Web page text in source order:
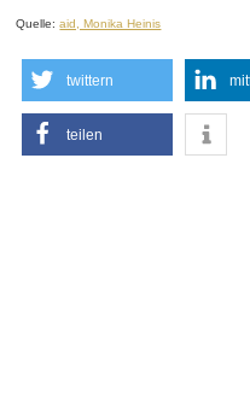
Quelle:aid, Monika Heinis
twittern
teilen